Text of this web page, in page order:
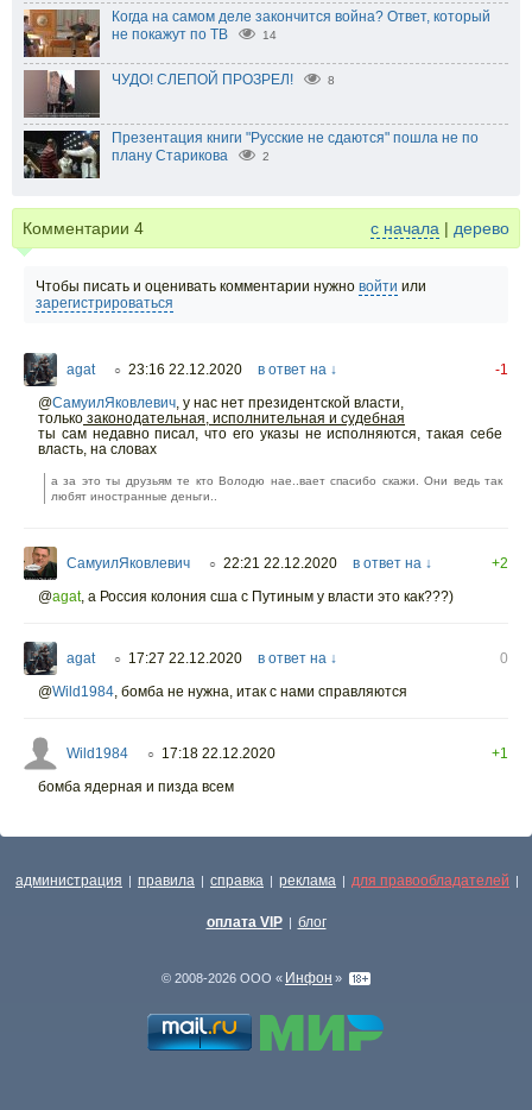
Когда на самом деле закончится война? Ответ, который
не покажут по ТВ
14
ЧУДО! СЛЕПОЙ ПРОЗРЕЛ! 8
Презентация книги "Русские не сдаются" пошла не по
плану Старикова
2
Комментарии 4 с начала | дерево
Чтобы писать и оценивать комментарии нужно войти или
зарегистрироваться
agat ○ 23:16 22.12.2020 в ответ на ↓
-1
@СамуилЯковлевич, у нас нет президентской власти,
только законодательная, исполнительная и судебная
ты сам недавно писал, что его указы не исполняются, такая себе
власть, на словах
а за это ты друзьям те кто Володю нае..вает спасибо скажи. Они ведь так
любят иностранные деньги..
СамуилЯковлевич ○ 22:21 22.12.2020 в ответ на ↓
+2
@agat, а Россия колония сша с Путиным у власти это как???)
agat ○ 17:27 22.12.2020 в ответ на ↓
0
@Wild1984, бомба не нужна, итак с нами справляются
Wild1984 ○ 17:18 22.12.2020
+1
бомба ядерная и пизда всем
администрация | правила | справка | реклама | для правообладателей |
оплата VIP | блог
© 2008-2026 ООО « Инфон »